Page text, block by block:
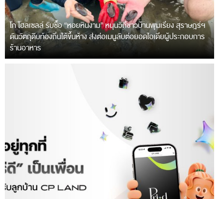
โก โฮลเซลล์ รับซื้อ “หอยหินงาม” หนุนวิถีชาวบ้านพุมเรียง สุราษฎร์ฯ
ดันวัตถุดิบท้องถิ่นใต้ขึ้นห้าง ส่งต่อเมนูลับต่อยอดไอเดียผู้ประกอบการ
ร้านอาหาร